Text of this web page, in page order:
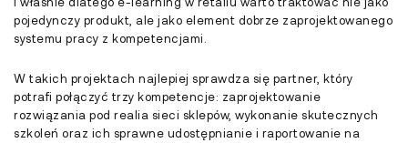
pojedynczy produkt, ale jako element dobrze zaprojektowanego
systemu pracy z kompetencjami.
W takich projektach najlepiej sprawdza się partner, który
potrafi połączyć trzy kompetencje: zaprojektowanie
rozwiązania pod realia sieci sklepów, wykonanie skutecznych
szkoleń oraz ich sprawne udostępnianie i raportowanie na